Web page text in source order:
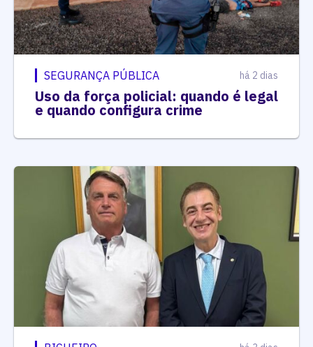
SEGURANÇA PÚBLICA há 2 dias
Uso da força policial: quando é legal
e quando configura crime